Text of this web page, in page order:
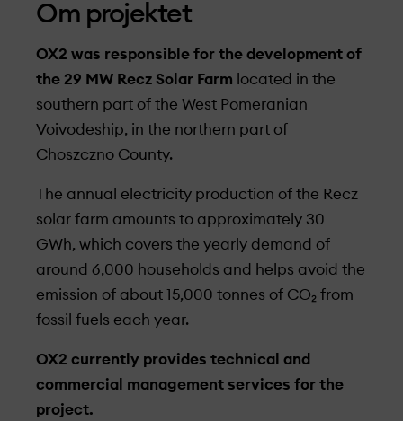
Om projekt­et
OX2 was responsible for the development of
the 29 MW Recz Solar Farm located in the
southern part of the West Pomeranian
Voivodeship, in the northern part of
Choszczno County.
The annual electricity production of the Recz
solar farm amounts to approximately 30
GWh, which covers the yearly demand of
around 6,000 households and helps avoid the
emission of about 15,000 tonnes of CO₂ from
fossil fuels each year.
OX2 currently provides technical and
commercial management services for the
project.